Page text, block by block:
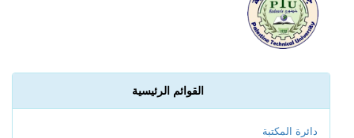
القوائم الرئيسية
دائرة المكتبة